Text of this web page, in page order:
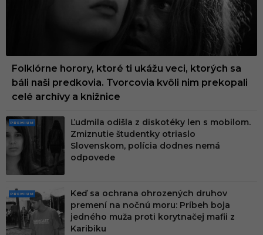
Folklórne horory, ktoré ti ukážu veci, ktorých sa
báli naši predkovia. Tvorcovia kvôli nim prekopali
celé archívy a knižnice
PRE
MIU
M
Ľudmila odišla z diskotéky len s mobilom.
Zmiznutie študentky otriaslo
Slovenskom, polícia dodnes nemá
odpovede
PRE
MIU
M
Keď sa ochrana ohrozených druhov
premení na nočnú moru: Príbeh boja
jedného muža proti korytnačej mafii z
Karibiku